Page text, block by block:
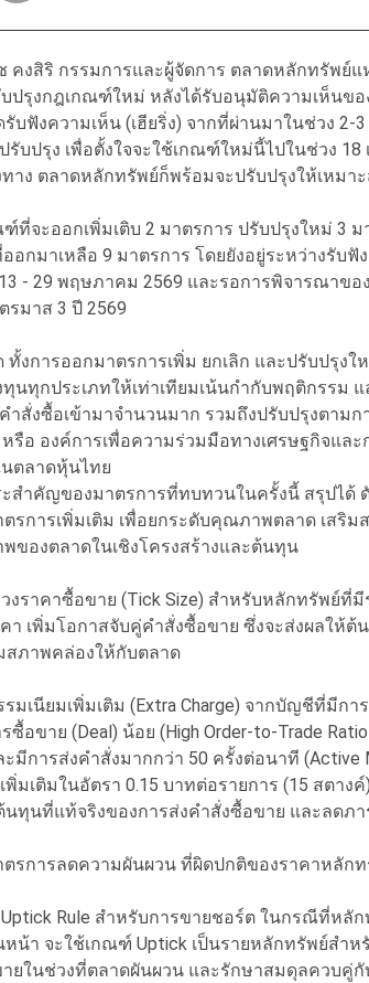
คงสิริ กรรมการและผู้จัดการ ตลาดหลักทรัพย์
ปรุงกฎเกณฑ์ใหม่ หลังได้รับอนุมัติความเห็น
รับฟังความเห็น (เฮียริ่ง) จากที่ผ่านมาในช่วง
รับปรุง เพื่อตั้งใจจะใช้เกณฑ์ใหม่นี้ไปในช่วง
าง ตลาดหลักทรัพย์ก็พร้อมจะปรับปรุงให้เหมา
ที่จะออกเพิ่มเติบ 2 มาตรการ ปรับปรุงใหม่ 3 ม
อกมาเหลือ 9 มาตรการ โดยยังอยู่ระหว่างรับฟั
- 29 พฤษภาคม 2569 และรอการพิจารณาขอ
รมาส 3 ปี 2569
ทั้งการออกมาตรการเพิ่ม ยกเลิก และปรับปรุง
นทุกประเภทให้เท่าเทียมเน้นกำกับพฤติกรรม
ำสั่งซื้อเข้ามาจำนวนมาก รวมถึงปรับปรุงตาม
หรือ องค์การเพื่อความร่วมมือทางเศรษฐกิจแ
ตลาดหุ้นไทย
สำคัญของมาตรการที่ทบทวนในครั้งนี้ สรุปได้
รการเพิ่มเติม เพื่อยกระดับคุณภาพตลาด เสริมส
ของตลาดในเชิงโครงสร้างและต้นทุน
งราคาซื้อขาย (Tick Size) สำหรับหลักทรัพย์ที่
า เพิ่มโอกาสจับคู่คำสั่งซื้อขาย ซึ่งจะส่งผลให้
สภาพคล่องให้กับตลาด
รมเนียมเพิ่มเติม (Extra Charge) จากบัญชีที่มีก
ซื้อขาย (Deal) น้อย (High Order-to-Trade
ะมีการส่งคำสั่งมากกว่า 50 ครั้งต่อนาที
พิ่มเติมในอัตรา 0.15 บาทต่อรายการ (15 สตาง
ทุนที่แท้จริงของการส่งคำสั่งซื้อขาย และลดภ
รการลดความผันผวน ที่ผิดปกติของราคาหลัก
Uptick Rule สำหรับการขายชอร์ต ในกรณีที่หลั
น้า จะใช้เกณฑ์ Uptick เป็นรายหลักทรัพย์สำ
ยในช่วงที่ตลาดผันผวน และรักษาสมดุลควบคู่